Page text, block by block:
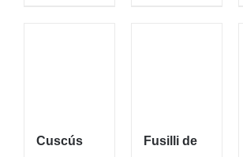
Cuscús
Fusilli de